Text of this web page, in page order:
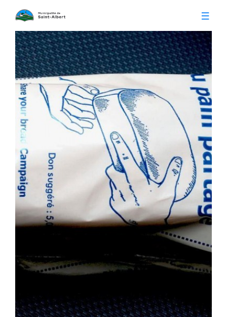
Vivre à Saint-Albert
Infos pratiques
Citoyens
Séances du conseil
Appels d'offre
Avis publics
Communiqués
Gestion des déchets
Parcs et loisirs
Santé & sécurité
Travaux publics
Conseil municipal
Calendrier municipal
Publications
Histoire
Contact
Membres